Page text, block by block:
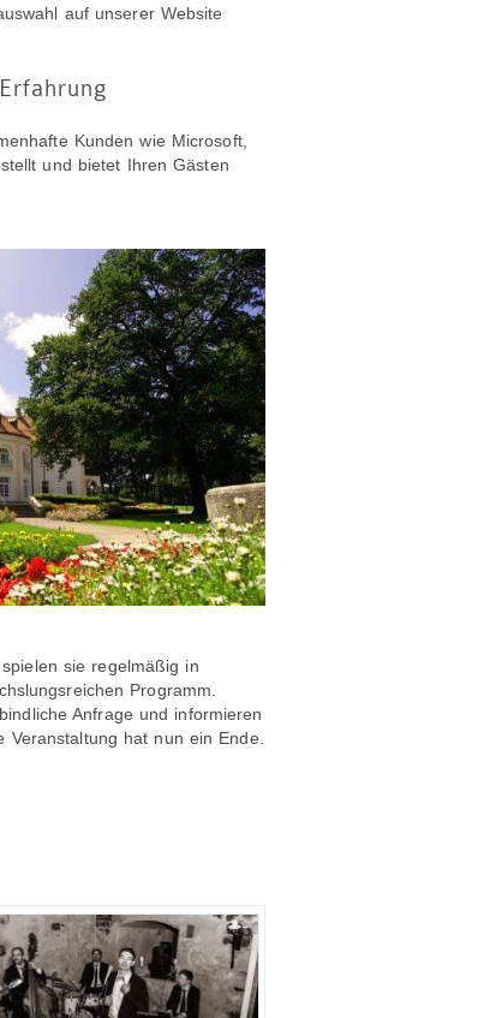
auf unserer Website
Kunden wie Microsoft,
und bietet Ihren Gästen
sie regelmäßig in
Programm.
Anfrage und informieren
hat nun ein Ende.